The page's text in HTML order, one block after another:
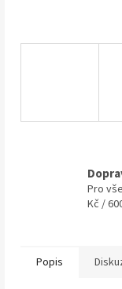
Pro
Kč /
Popis